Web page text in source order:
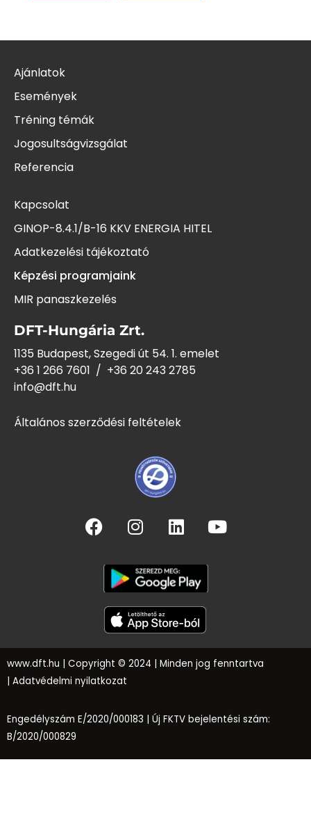
Ajánlatok
Események
Tréning témák
Jogosultságvizsgálat
Referencia
Kapcsolat
GINOP-8.4.1/B-16 KKV ENERGIA HITEL
Adatkezelési tájékoztató
Képzési programjaink
MIR panaszkezelés
DFT-Hungária Zrt.
1135 Budapest, Szegedi út 54. 1. emelet
+36 1 266 7601 / +36 20 243 2785
info@dft.hu
Általános szerződési feltételek
www.dft.hu | Copyright © 2024 | Minden jog fenntartva
Adatvédelmi nyilatkozat
Engedélyszám E/2020/000183 | Új FKTV bejelentési szám:
B/2020/000829